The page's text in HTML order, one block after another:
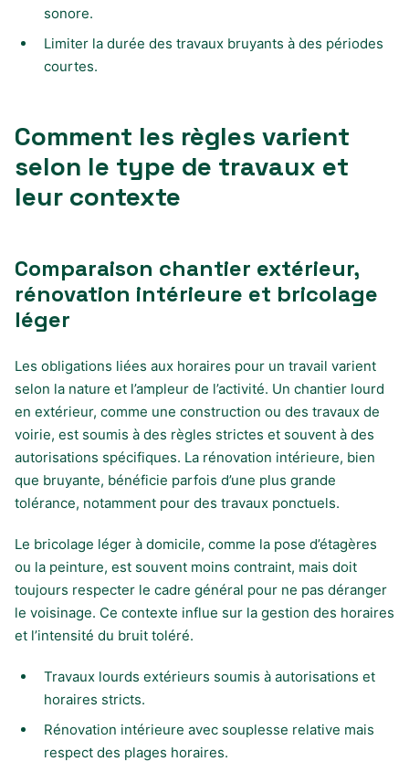
sonore.
Limiter la durée des travaux bruyants à des périodes
courtes.
Comment les règles varient
selon le type de travaux et
leur contexte
Comparaison chantier extérieur,
rénovation intérieure et bricolage
léger
Les obligations liées aux horaires pour un travail varient
selon la nature et l’ampleur de l’activité. Un chantier lourd
en extérieur, comme une construction ou des travaux de
voirie, est soumis à des règles strictes et souvent à des
autorisations spécifiques. La rénovation intérieure, bien
que bruyante, bénéficie parfois d’une plus grande
tolérance, notamment pour des travaux ponctuels.
Le bricolage léger à domicile, comme la pose d’étagères
ou la peinture, est souvent moins contraint, mais doit
toujours respecter le cadre général pour ne pas déranger
le voisinage. Ce contexte influe sur la gestion des horaires
et l’intensité du bruit toléré.
Travaux lourds extérieurs soumis à autorisations et
horaires stricts.
Rénovation intérieure avec souplesse relative mais
respect des plages horaires.